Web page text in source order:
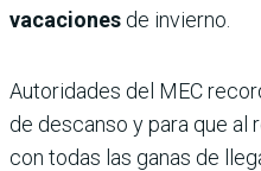
vacaciones de invierno.
Autoridades del MEC
de descanso y para que al
con todas las ganas de